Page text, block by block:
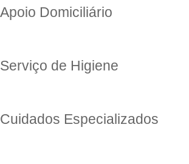
Apoio Domiciliário
Serviço de Higiene
Cuidados Especializados